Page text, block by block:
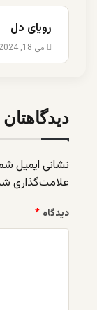
رویای دل
می 18, 2024
نشانی ایمیل
علامت‌گذاری
دیدگاه *